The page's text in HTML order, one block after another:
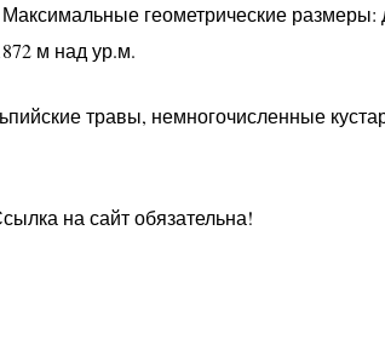
Максимальные геометрические
м над ур.м.
травы, немногочисленные
на сайт обязательна!